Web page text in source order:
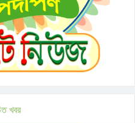
খবর